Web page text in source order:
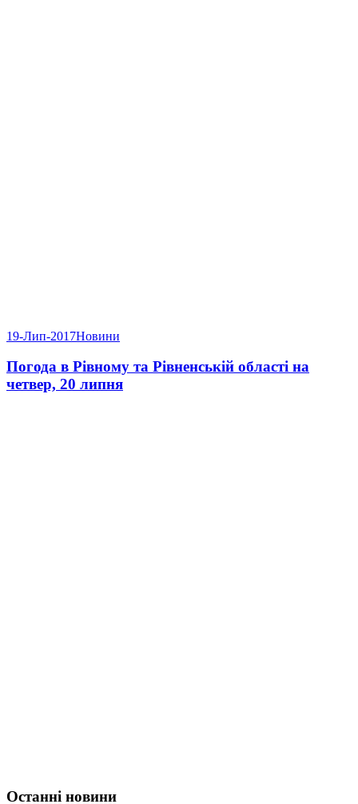
19-Лип-2017Новини
Погода в Рівному та Рівненській області на
четвер, 20 липня
Останні новини